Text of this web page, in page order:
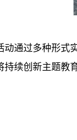
动通过多种形式
持续创新主题教